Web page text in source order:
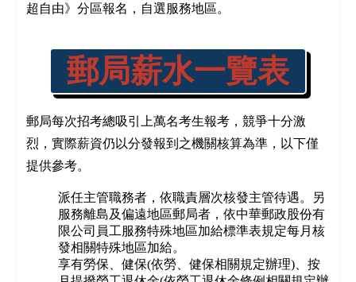
超自由》分區報名，自選服務地區。
郵局薪水一覽表
郵局每次招考總吸引上萬名考生報考，競爭十分激
烈，實際薪資仍以分發報到之機關核算為準，以下僅
提供參考。
派任主管職務者，依職責層次核發主管待遇。另
服務離島及偏遠地區郵局者，依中華郵政股份有
限公司員工服務特殊地區加給標準表規定每月核
發相關特殊地區加給。
享有勞保、健保(依勞、健保相關規定辦理)、按